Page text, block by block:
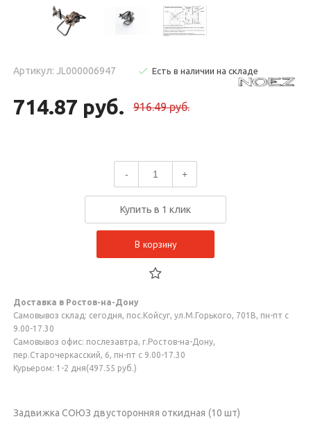
Артикул: JL000006947 Есть в наличии на складе
714.87 руб. 916.49 руб.
- +
Купить в 1 клик
В корзину
Доставка в Ростов-на-Дону
Самовывоз склад: сегодня, пос.Койсуг, ул.М.Горького, 701В, пн-пт с
9.00-17.30
Самовывоз офис: послезавтра, г.Ростов-на-Дону,
пер.Старочеркасский, 6, пн-пт с 9.00-17.30
Курьером: 1-2 дня(497.55 руб.)
Задвижка СОЮЗ двусторонняя откидная (10 шт)